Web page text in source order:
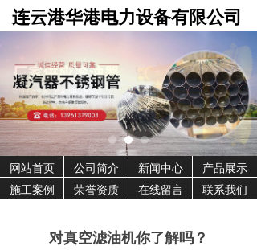
连云港华港电力设备有限公司
网站首页 公司简介 新闻中心
产品展示
施工案例
荣誉资质 在线留言 联系我们
对真空滤油机你了解吗？